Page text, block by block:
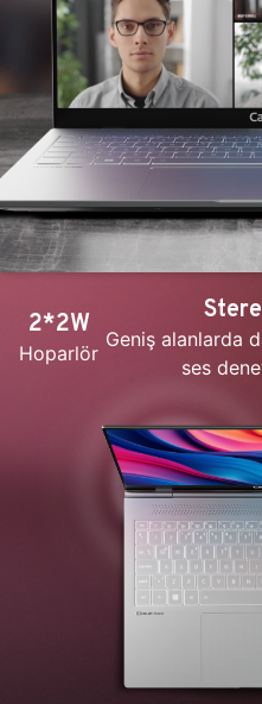
2*2W
Hoparlör
Geniş alanlarda
ses